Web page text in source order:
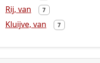
Rij, van 7
Kluijve, van 7